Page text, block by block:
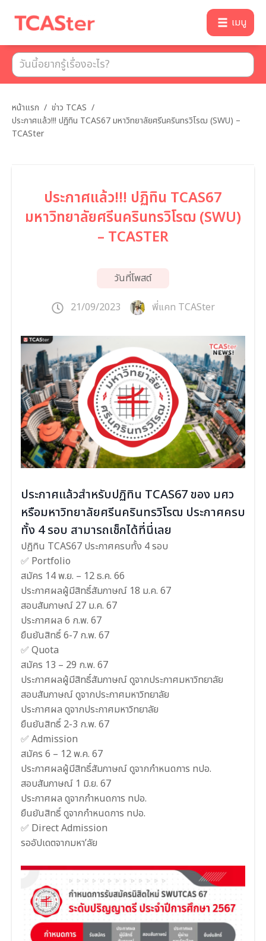
เมนู
หน้าแรก / ข่าว TCAS /
ประกาศแล้ว!!! ปฏิทิน TCAS67 มหาวิทยาลัยศรีนครินทรวิโรฒ (SWU) –
TCASter
ประกาศแล้ว!!! ปฏิทิน TCAS67
มหาวิทยาลัยศรีนครินทรวิโรฒ (SWU)
– TCASTER
วันที่โพสต์
21/09/2023 พี่แคท TCASter
ประกาศแล้วสำหรับปฏิทิน TCAS67 ของ มศว
หรือมหาวิทยาลัยศรีนครินทรวิโรฒ ประกาศครบ
ทั้ง 4 รอบ สามารถเช็กได้ที่นี่เลย
ปฏิทิน TCAS67 ประกาศครบทั้ง 4 รอบ
✅ Portfolio
สมัคร 14 พ.ย. – 12 ธ.ค. 66
ประกาศผลผู้มีสิทธิ์สัมภาษณ์ 18 ม.ค. 67
สอบสัมภาษณ์ 27 ม.ค. 67
ประกาศผล 6 ก.พ. 67
ยืนยันสิทธิ์ 6-7 ก.พ. 67
✅ Quota
สมัคร 13 – 29 ก.พ. 67
ประกาศผลผู้มีสิทธิ์สัมภาษณ์ ดูจากประกาศมหาวิทยาลัย
สอบสัมภาษณ์ ดูจากประกาศมหาวิทยาลัย
ประกาศผล ดูจากประกาศมหาวิทยาลัย
ยืนยันสิทธิ์ 2-3 ก.พ. 67
✅ Admission
สมัคร 6 – 12 พ.ค. 67
ประกาศผลผู้มีสิทธิ์สัมภาษณ์ ดูจากกำหนดการ ทปอ.
สอบสัมภาษณ์ 1 มิ.ย. 67
ประกาศผล ดูจากกำหนดการ ทปอ.
ยืนยันสิทธิ์ ดูจากกำหนดการ ทปอ.
✅ Direct Admission
รออัปเดตจากมหา’ลัย